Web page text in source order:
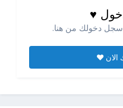
♥
دخولك من هنا.
♥